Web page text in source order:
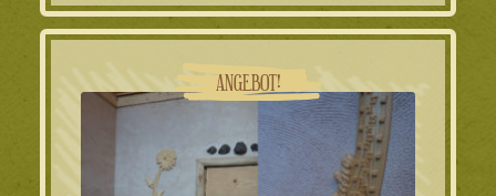
35.00€31.00€.
ANGEBOT!